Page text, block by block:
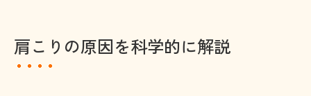
肩こり予防の第一歩は原因理解から
福岡県北九州市で肩こり改善を目指す
肩こりの原因を科学的に解説